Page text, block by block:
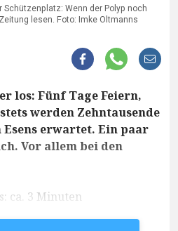
Wenn der Polyp noch
lesen. Foto: Imke Oltmanns
los: Fünf Tage Feiern,
werden Zehntausende
erwartet. Ein paar
Vor allem bei den
ca. 3 Minuten